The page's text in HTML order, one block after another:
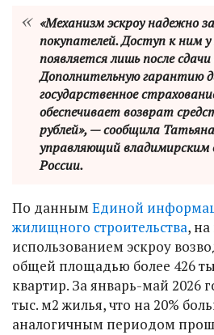
«Механизм эскроу надежно
покупателей. Доступ к ним
появляется лишь после
Дополнительную гарантию
государственное
обеспечивает возврат
рублей», — сообщила
управляющий владимирским
России.
По даннымЕдиной
жилищного строительства,
использованием эскроу
общей площадью более 426
квартир. За январь-май 2026
тыс. м2 жилья, что на 20%
аналогичным периодом